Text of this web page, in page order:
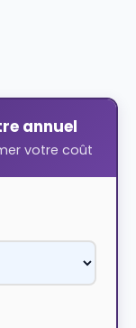
annuel
votre coût